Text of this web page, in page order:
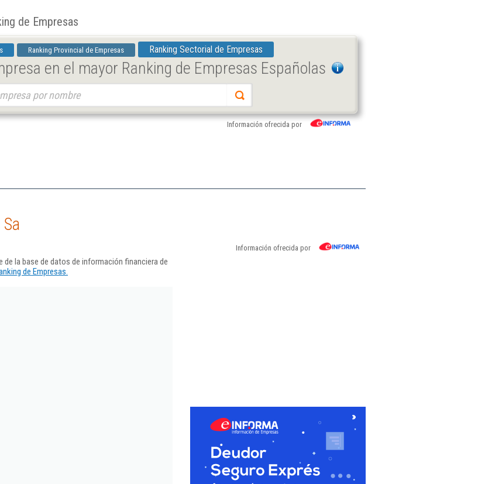
de Empresas
Ranking Provincial de Empresas Ranking Sectorial de Empresas
en el mayor Ranking de Empresas Españolas
Información ofrecida por
Información ofrecida por
la base de datos de información financiera de
de Empresas.